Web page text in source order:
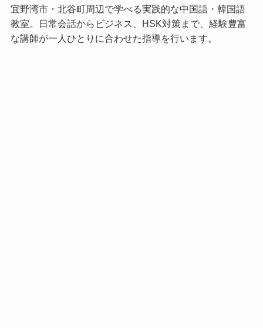
宜野湾市・北谷町周辺で学べる実践的な中国語・韓国語
教室。日常会話からビジネス、HSK対策まで、経験豊富
な講師が一人ひとりに合わせた指導を行います。